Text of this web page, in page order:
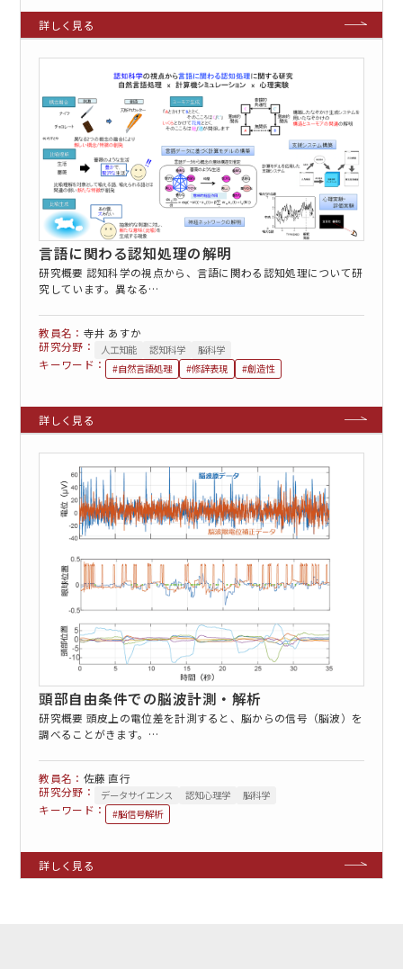
言語に関わる認知処理の解明
研究概要 認知科学の視点から、言語に関わる認知処理について研
究しています。異なる…
寺井 あすか
研究分野：
人工知能 認知科学 脳科学
キーワード： #自然言語処理 #修辞表現 #創造性
頭部自由条件での脳波計測・解析
研究概要 頭皮上の電位差を計測すると、脳からの信号（脳波）を
調べることがきます。…
佐藤 直行
研究分野：
データサイエンス 認知心理学 脳科学
キーワード： #脳信号解析